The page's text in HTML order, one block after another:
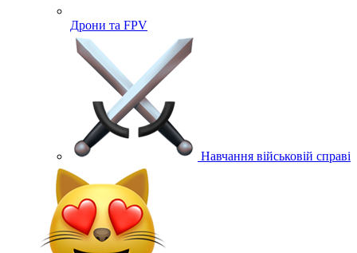
Дрони та FPV
Навчання військовій справі